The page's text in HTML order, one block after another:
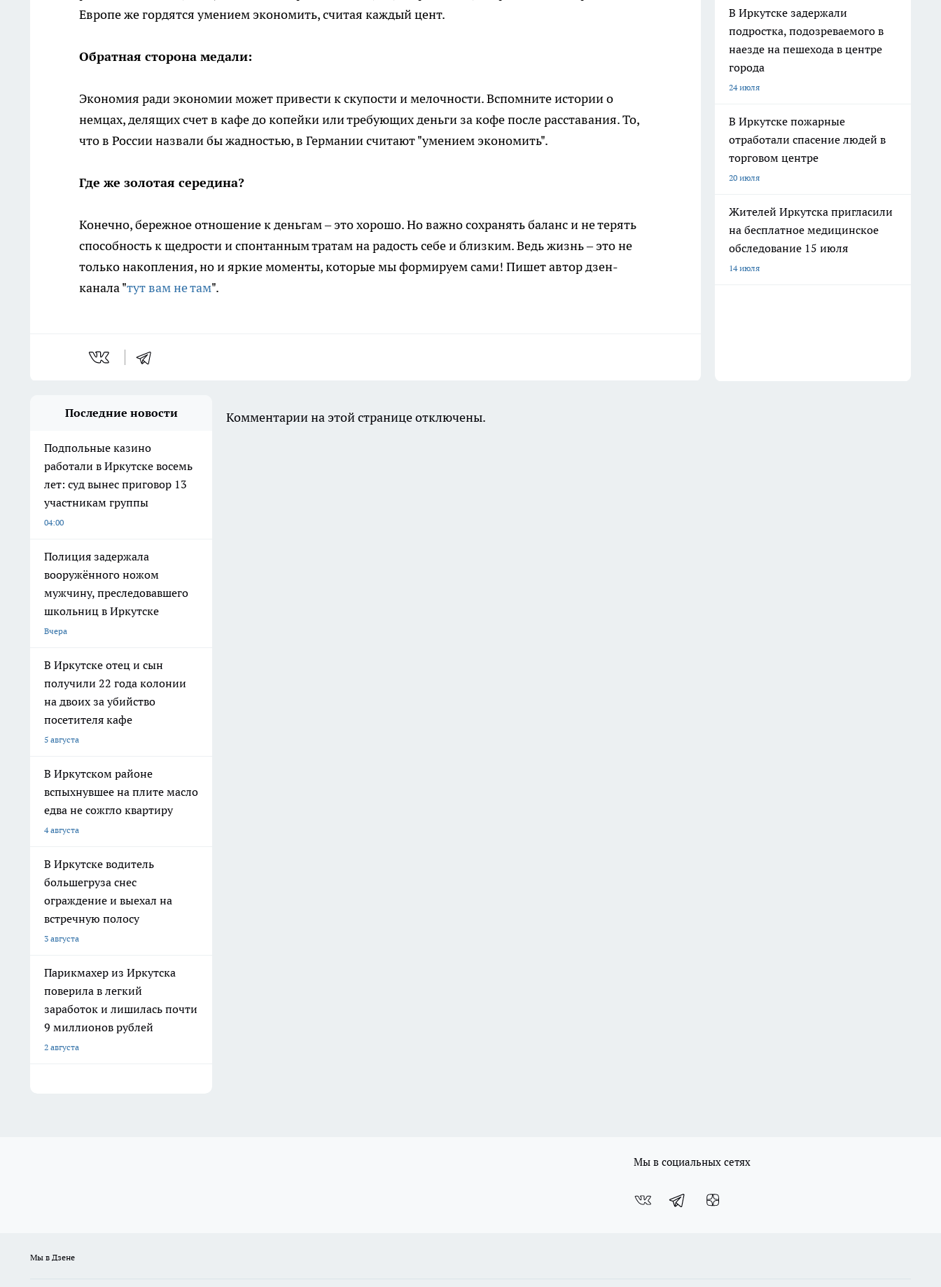
Европе же гордятся умением экономить, считая каждый цент.
Обратная сторона медали:
Экономия ради экономии может привести к скупости и мелочности. Вспомните истории о
немцах, делящих счет в кафе до копейки или требующих деньги за кофе после расставания. То,
что в России назвали бы жадностью, в Германии считают "умением экономить".
Где же золотая середина?
Конечно, бережное отношение к деньгам – это хорошо. Но важно сохранять баланс и не терять
способность к щедрости и спонтанным тратам на радость себе и близким. Ведь жизнь – это не
только накопления, но и яркие моменты, которые мы формируем сами! Пишет автор дзен-
канала "тут вам не там".
В Иркутске задержали
подростка, подозреваемого в
наезде на пешехода в центре
города
24 июля
В Иркутске пожарные
отработали спасение людей в
торговом центре
20 июля
Жителей Иркутска пригласили
на бесплатное медицинское
обследование 15 июля
14 июля
Последние новости
Подпольные казино
работали в Иркутске восемь
лет: суд вынес приговор 13
участникам группы
04:00
Полиция задержала
вооружённого ножом
мужчину, преследовавшего
школьниц в Иркутске
Вчера
В Иркутске отец и сын
получили 22 года колонии
на двоих за убийство
посетителя кафе
5 августа
В Иркутском районе
вспыхнувшее на плите масло
едва не сожгло квартиру
4 августа
В Иркутске водитель
большегруза снес
ограждение и выехал на
встречную полосу
3 августа
Парикмахер из Иркутска
поверила в легкий
заработок и лишилась почти
9 миллионов рублей
2 августа
Комментарии на этой странице отключены.
Мы в социальных сетях
Мы в Дзене